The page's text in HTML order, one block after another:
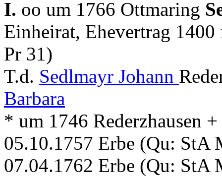
I. oo um 1766 Ottmaring
Einheirat, Ehevertrag
Pr 31)
T.d. Sedlmayr Johann
Barbara
* um 1746 Rederzhausen
05.10.1757 Erbe (Qu: StA
07.04.1762 Erbe (Qu: StA